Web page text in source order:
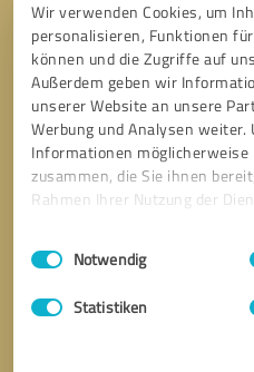
Wir verwenden Cookies, um
personalisieren, Funktionen
können und die Zugriffe auf
Außerdem geben wir
unserer Website an unsere
Werbung und Analysen
Informationen
zusammen, die Sie ihnen
Rahmen Ihrer Nutzung der
Impressum
Einwilligungsauswahl
Notwendig
Statistiken